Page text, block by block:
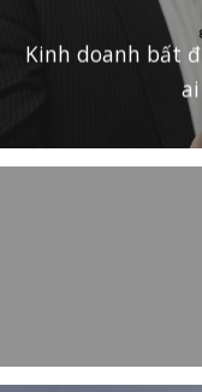
Kinh doanh bất